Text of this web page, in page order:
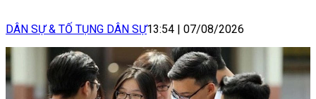
DÂN SỰ & TỐ TỤNG DÂN SỰ13:54 | 07/08/2026